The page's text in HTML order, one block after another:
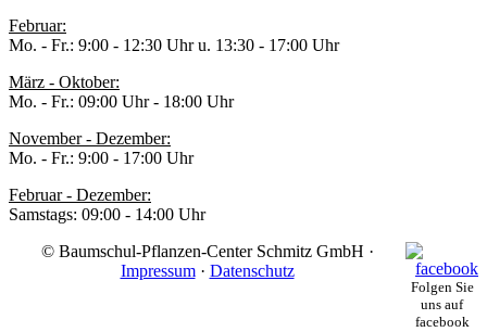
Februar:
Mo. - Fr.: 9:00 - 12:30 Uhr u. 13:30 - 17:00 Uhr
März - Oktober:
Mo. - Fr.: 09:00 Uhr - 18:00 Uhr
November - Dezember:
Mo. - Fr.: 9:00 - 17:00 Uhr
Februar - Dezember:
Samstags: 09:00 - 14:00 Uhr
Folgen Sie
uns auf
facebook
© Baumschul-Pflanzen-Center Schmitz GmbH ·
Impressum· Datenschutz